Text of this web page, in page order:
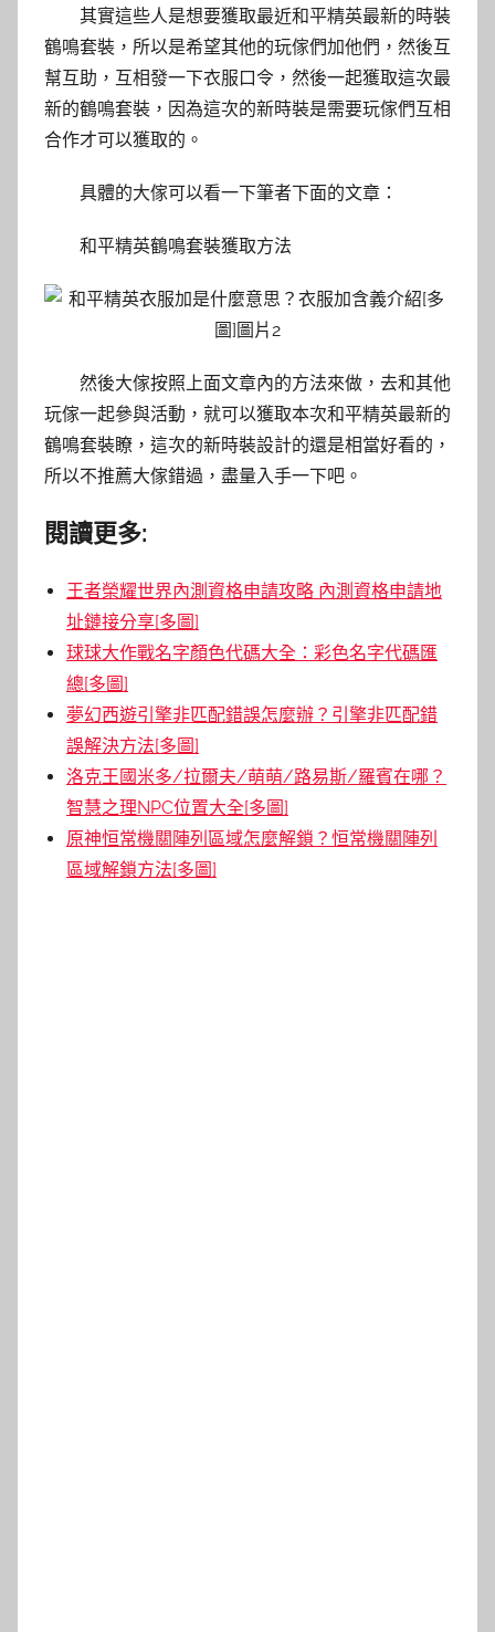
其實這些人是想要獲取最近和平精英最新的時裝
鶴鳴套裝，所以是希望其他的玩傢們加他們，然後互
幫互助，互相發一下衣服口令，然後一起獲取這次最
新的鶴鳴套裝，因為這次的新時裝是需要玩傢們互相
合作才可以獲取的。
具體的大傢可以看一下筆者下面的文章：
和平精英鶴鳴套裝獲取方法
然後大傢按照上面文章內的方法來做，去和其他
玩傢一起參與活動，就可以獲取本次和平精英最新的
鶴鳴套裝瞭，這次的新時裝設計的還是相當好看的，
所以不推薦大傢錯過，盡量入手一下吧。
閱讀更多:
王者榮耀世界內測資格申請攻略 內測資格申請地
址鏈接分享[多圖]
球球大作戰名字顏色代碼大全：彩色名字代碼匯
總[多圖]
夢幻西遊引擎非匹配錯誤怎麼辦？引擎非匹配錯
誤解決方法[多圖]
洛克王國米多/拉爾夫/萌萌/路易斯/羅賓在哪？
智慧之理NPC位置大全[多圖]
原神恒常機關陣列區域怎麼解鎖？恒常機關陣列
區域解鎖方法[多圖]